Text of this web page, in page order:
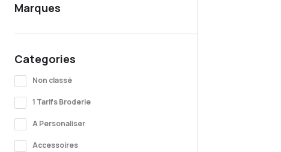
Marques
Categories
Non classé
1 Tarifs Broderie
A Personaliser
Accessoires